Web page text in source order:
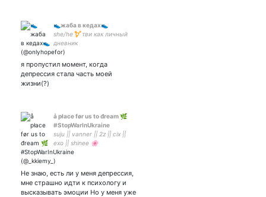
👟жаба в кедах👟
she/he⚧ тви как личный
дневник
я пропустил момент, когда
депрессия стала часть моей
жизни(?)
å płace før us to đream 🌿
#StopWarInUkraine
suju || vanner || 2z || cix ||
exo || shinee 🌸
Не знаю, есть ли у меня депрессия,
мне страшно идти к психологу и
высказывать эмоции Но у меня уже